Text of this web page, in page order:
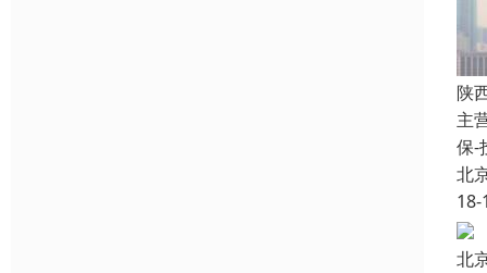
陕
主
保-
北
18-
北